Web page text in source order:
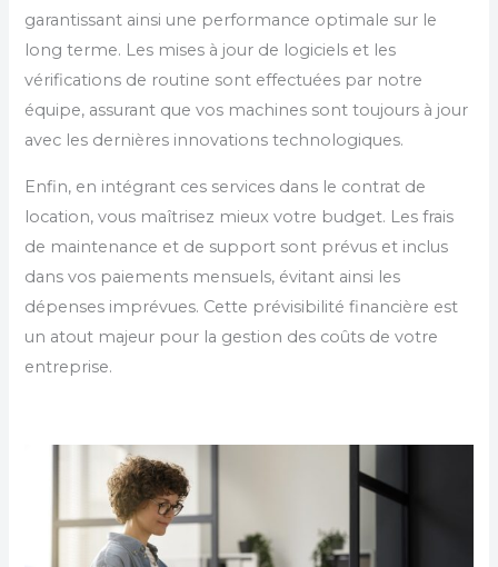
garantissant ainsi une performance optimale sur le
long terme. Les mises à jour de logiciels et les
vérifications de routine sont effectuées par notre
équipe, assurant que vos machines sont toujours à jour
avec les dernières innovations technologiques.
Enfin, en intégrant ces services dans le contrat de
location, vous maîtrisez mieux votre budget. Les frais
de maintenance et de support sont prévus et inclus
dans vos paiements mensuels, évitant ainsi les
dépenses imprévues. Cette prévisibilité financière est
un atout majeur pour la gestion des coûts de votre
entreprise.